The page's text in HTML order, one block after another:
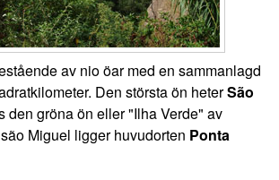
av nio öar med en sammanlagd
Den största ön heterSão
den gröna ön eller "Ilha Verde" av
Miguel ligger huvudorten Ponta